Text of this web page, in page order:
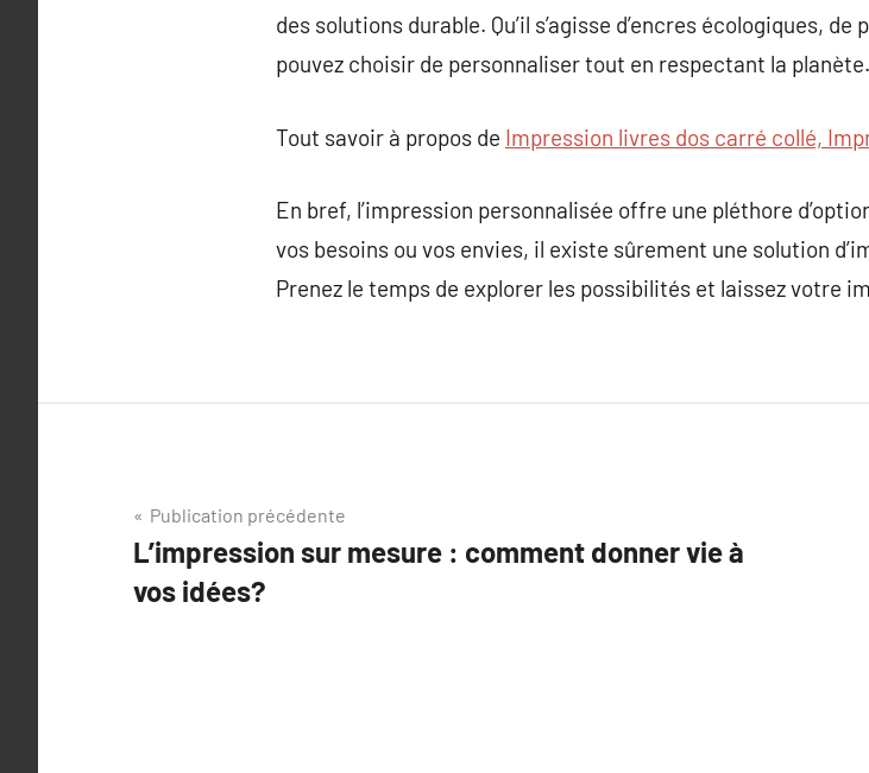
des solutions durable. Qu’il s’agisse d’encres écologiques,
pouvez choisir de personnaliser tout en respectant la planète.
Tout savoir à propos de Impression livres dos carré collé,
En bref, l’impression personnalisée offre une pléthore
vos besoins ou vos envies, il existe sûrement une solution
Prenez le temps de explorer les possibilités et laissez votre
Navigation
de
l’article
Publication précédente
L’impression sur mesure : comment donner vie à
vos idées?